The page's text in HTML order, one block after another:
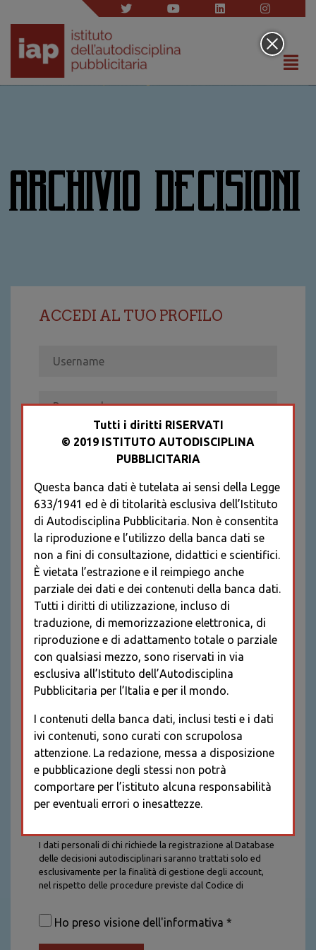
ARCHIVIO DECISIONI
ACCEDI AL TUO PROFILO
Recupera password
REGISTRATI
* I CAMPI CONTRASSEGNATI SONO
OBBLIGATORI
I dati personali di chi richiede la registrazione al Database
delle decisioni autodisciplinari saranno trattati solo ed
esclusivamente per la finalità di gestione degli account,
nel rispetto delle procedure previste dal Codice di
saranno trattati con tutte le cautele richieste dalla legge e
saranno conservati per la durata stabilita caso per caso
Ho preso visione dell'informativa *
Tutti i diritti RISERVATI
© 2019 ISTITUTO AUTODISCIPLINA
PUBBLICITARIA
Questa banca dati è tutelata ai sensi della Legge
633/1941 ed è di titolarità esclusiva dell’Istituto
di Autodisciplina Pubblicitaria. Non è consentita
la riproduzione e l’utilizzo della banca dati se
non a fini di consultazione, didattici e scientifici.
È vietata l’estrazione e il reimpiego anche
parziale dei dati e dei contenuti della banca dati.
Tutti i diritti di utilizzazione, incluso di
traduzione, di memorizzazione elettronica, di
riproduzione e di adattamento totale o parziale
con qualsiasi mezzo, sono riservati in via
esclusiva all’Istituto dell’Autodisciplina
Pubblicitaria per l’Italia e per il mondo.
I contenuti della banca dati, inclusi testi e i dati
ivi contenuti, sono curati con scrupolosa
attenzione. La redazione, messa a disposizione
e pubblicazione degli stessi non potrà
comportare per l’istituto alcuna responsabilità
per eventuali errori o inesattezze.